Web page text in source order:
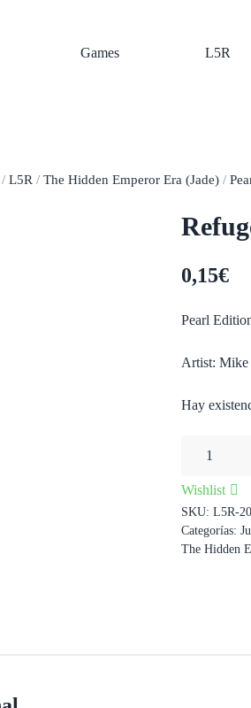
Games L5R
/ L5R / The Hidden Emperor Era (Jade) /
0,15€
Pearl
Artist: Mike
Hay
Wishlist
SKU: L5R-
Categorías:
The Hidden